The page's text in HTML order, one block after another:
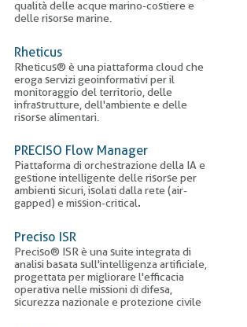
qualità delle acque marino-costiere e
delle risorse marine.
Rheticus
Rheticus® è una piattaforma cloud che
eroga servizi geoinformativi per il
monitoraggio del territorio, delle
infrastrutture, dell'ambiente e delle
risorse alimentari.
PRECISO Flow Manager
Piattaforma di orchestrazione della IA e
gestione intelligente delle risorse per
ambienti sicuri, isolati dalla rete (air-
gapped) e mission-critical.
Preciso ISR
Preciso® ISR è una suite integrata di
analisi basata sull'intelligenza artificiale,
progettata per migliorare l'efficacia
operativa nelle missioni di difesa,
sicurezza nazionale e protezione civile